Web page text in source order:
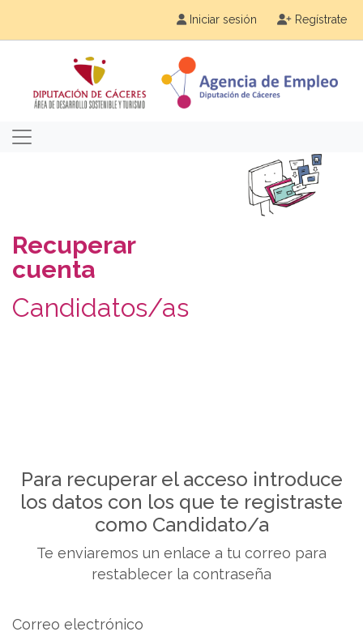
Iniciar sesión Regístrate
Recuperar
cuenta
Candidatos/as
Para recuperar el acceso introduce
los datos con los que te registraste
como Candidato/a
Te enviaremos un enlace a tu correo para
restablecer la contraseña
Correo electrónico